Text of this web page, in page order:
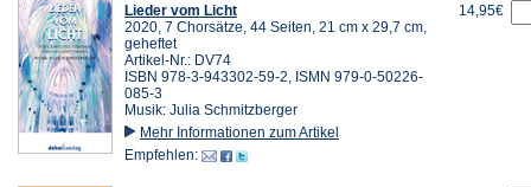
Lieder vom Licht
2020, 7 Chorsätze, 44 Seiten, 21 cm x 29,7 cm,
geheftet
Artikel-Nr.: DV74
ISBN 978-3-943302-59-2, ISMN 979-0-50226-
085-3
Musik: Julia Schmitzberger
Mehr Informationen zum Artikel
Empfehlen:
14,95€